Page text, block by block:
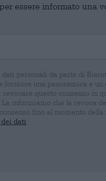
essere informato una
personali da parte di
fornisce una panoramica e
questo consenso in
informiamo che la revoca
fino al momento
dati